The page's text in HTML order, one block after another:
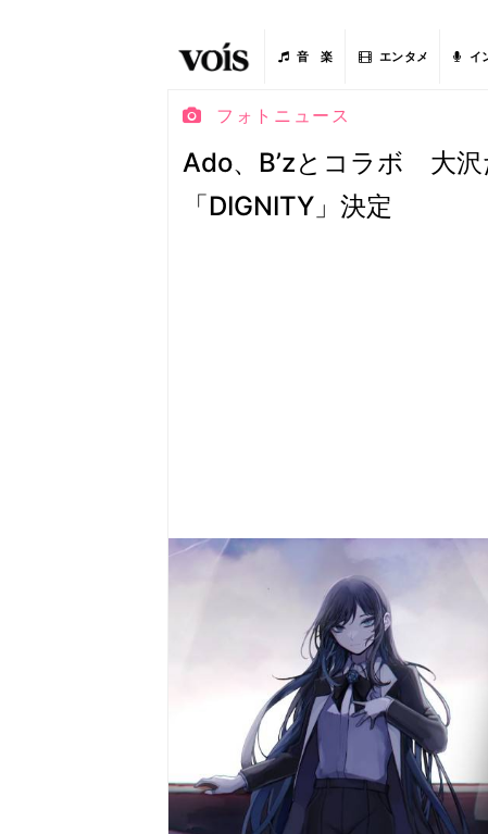
音 楽 エンタメ イ
フォトニュース
Ado、B’zとコラボ 大沢
「DIGNITY」決定